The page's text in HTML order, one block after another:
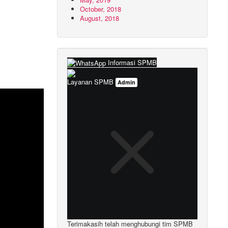
October, 2018
August, 2018
Informasi SPMB
Layanan SPMB Admin
Terimakasih telah menghubungi tim SPMB